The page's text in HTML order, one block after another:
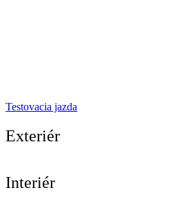
Testovacia jazda
Exteriér
Interiér